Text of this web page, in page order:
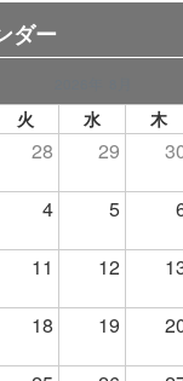
ダー
火 水 木
28 29
4 5
11 12
18 19